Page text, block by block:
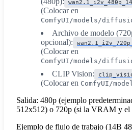
(Colocar en
ComfyUI/models/
Archivo de modelo
opcional):
(Colocar en
ComfyUI/models/
CLIP Vision:
(Colocar en ComfyUI/
Salida: 480p (ejemplo
512x512) o 720p (si la VRAM y el
Ejemplo de flujo de trabajo (14B